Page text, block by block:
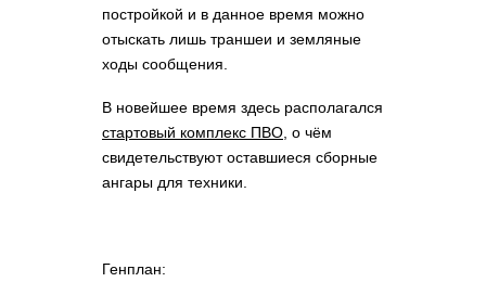
постройкой и в данное время можно
отыскать лишь траншеи и земляные
ходы сообщения.
В новейшее время здесь располагался
стартовый комплекс ПВО , о чём
свидетельствуют оставшиеся сборные
ангары для техники.
Генплан: